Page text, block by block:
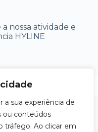
a sua experiência de
ou conteúdos
tráfego. Ao clicar em
nossa atividade e
HYLINE
da Política de